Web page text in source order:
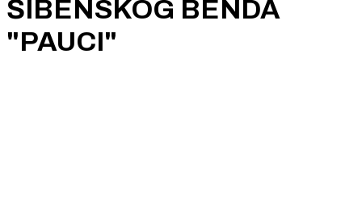
ŠIBENSKOG BENDA
"PAUCI"